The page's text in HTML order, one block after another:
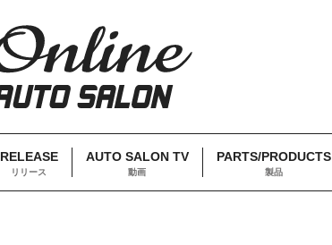
RELEASE
リリース
AUTO SALON TV
動画
PARTS/PRODUCTS
製品